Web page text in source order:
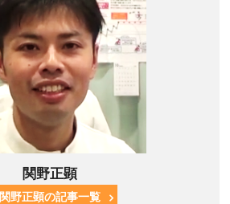
関野正顕
関野正顕の記事一覧